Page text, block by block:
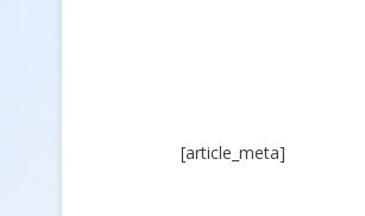
[article_meta]